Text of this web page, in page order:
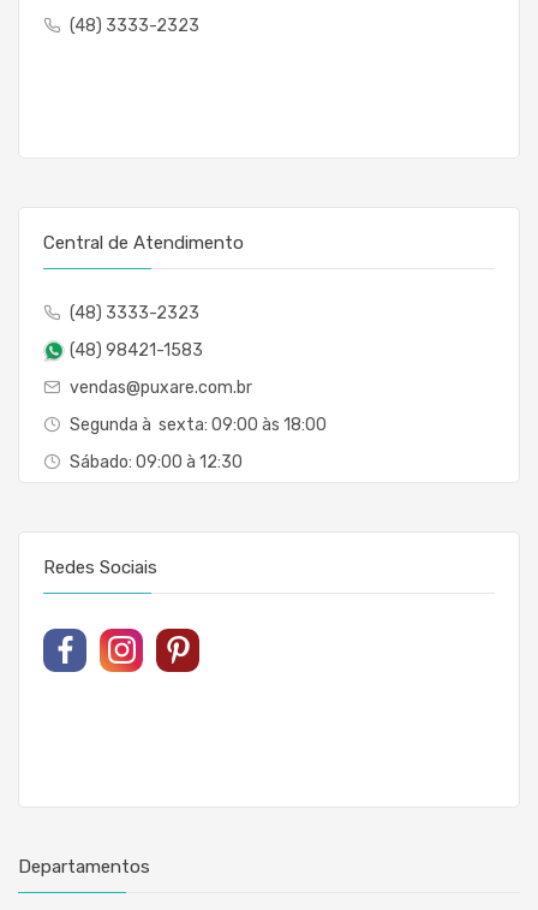
(48) 3333-2323
Central de Atendimento
(48) 3333-2323
(48) 98421-1583
vendas@puxare.com.br
Segunda à sexta: 09:00 às 18:00
Sábado: 09:00 à 12:30
Redes Sociais
Departamentos